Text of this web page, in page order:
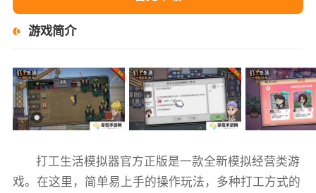
游戏简介
打工生活模拟器官方正版是一款全新模拟经营类游
戏。在这里，简单易上手的操作玩法，多种打工方式的